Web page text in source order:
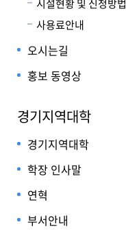
시설현황 및 신청방법
사용료안내
오시는길
홍보 동영상
경기지역대학
경기지역대학
학장 인사말
연혁
부서안내